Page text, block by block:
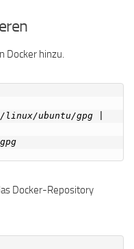
Docker hinzu.
linux/ubuntu/gpg |
Docker-Repository